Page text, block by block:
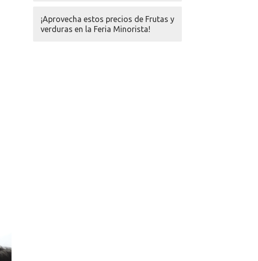
¡Aprovecha estos precios de Frutas y
verduras en la Feria Minorista!